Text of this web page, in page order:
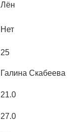
Лён
Нет
25
Галина Скабеева
21.0
27.0